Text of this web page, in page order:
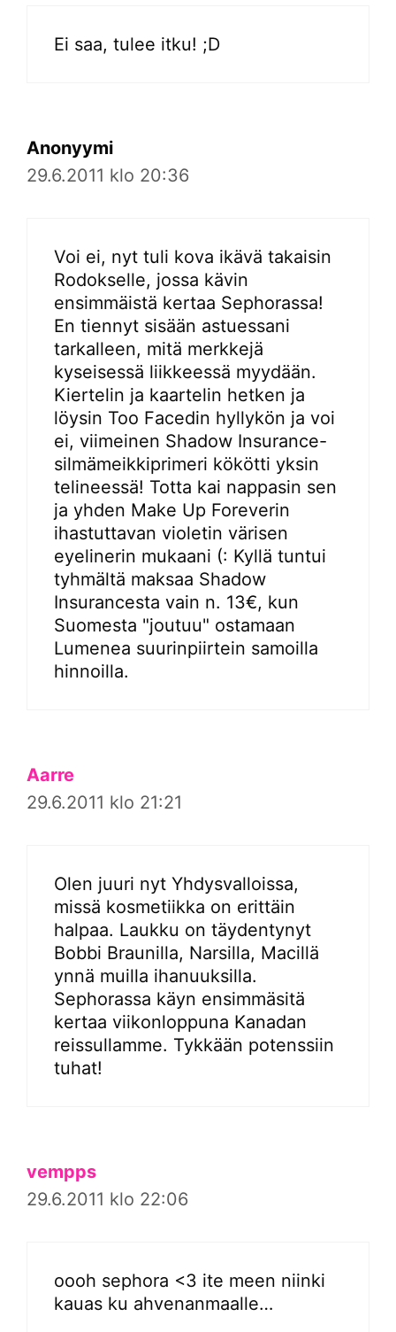
Ei saa, tulee itku! ;D
Anonyymi
29.6.2011 klo 20:36
Voi ei, nyt tuli kova ikävä takaisin
Rodokselle, jossa kävin
ensimmäistä kertaa Sephorassa!
En tiennyt sisään astuessani
tarkalleen, mitä merkkejä
kyseisessä liikkeessä myydään.
Kiertelin ja kaartelin hetken ja
löysin Too Facedin hyllykön ja voi
ei, viimeinen Shadow Insurance-
silmämeikkiprimeri kökötti yksin
telineessä! Totta kai nappasin sen
ja yhden Make Up Foreverin
ihastuttavan violetin värisen
eyelinerin mukaani (: Kyllä tuntui
tyhmältä maksaa Shadow
Insurancesta vain n. 13€, kun
Suomesta "joutuu" ostamaan
Lumenea suurinpiirtein samoilla
hinnoilla.
Aarre
29.6.2011 klo 21:21
Olen juuri nyt Yhdysvalloissa,
missä kosmetiikka on erittäin
halpaa. Laukku on täydentynyt
Bobbi Braunilla, Narsilla, Macillä
ynnä muilla ihanuuksilla.
Sephorassa käyn ensimmäsitä
kertaa viikonloppuna Kanadan
reissullamme. Tykkään potenssiin
tuhat!
vempps
29.6.2011 klo 22:06
oooh sephora <3 ite meen niinki
kauas ku ahvenanmaalle…